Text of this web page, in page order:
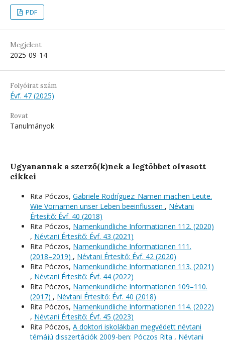
PDF
Megjelent
2025-09-14
Folyóirat szám
Évf. 47 (2025)
Rovat
Tanulmányok
Ugyanannak a szerző(k)nek a legtöbbet olvasott
cikkei
Rita Póczos, Gabriele Rodríguez: Namen machen Leute.
Wie Vornamen unser Leben beeinflussen , Névtani
Értesítő: Évf. 40 (2018)
Rita Póczos, Namenkundliche Informationen 112. (2020)
, Névtani Értesítő: Évf. 43 (2021)
Rita Póczos, Namenkundliche Informationen 111.
(2018–2019) , Névtani Értesítő: Évf. 42 (2020)
Rita Póczos, Namenkundliche Informationen 113. (2021)
, Névtani Értesítő: Évf. 44 (2022)
Rita Póczos, Namenkundliche Informationen 109–110.
(2017) , Névtani Értesítő: Évf. 40 (2018)
Rita Póczos, Namenkundliche Informationen 114. (2022)
, Névtani Értesítő: Évf. 45 (2023)
Rita Póczos, A doktori iskolákban megvédett névtani
témájú disszertációk 2009-ben: Póczos Rita , Névtani